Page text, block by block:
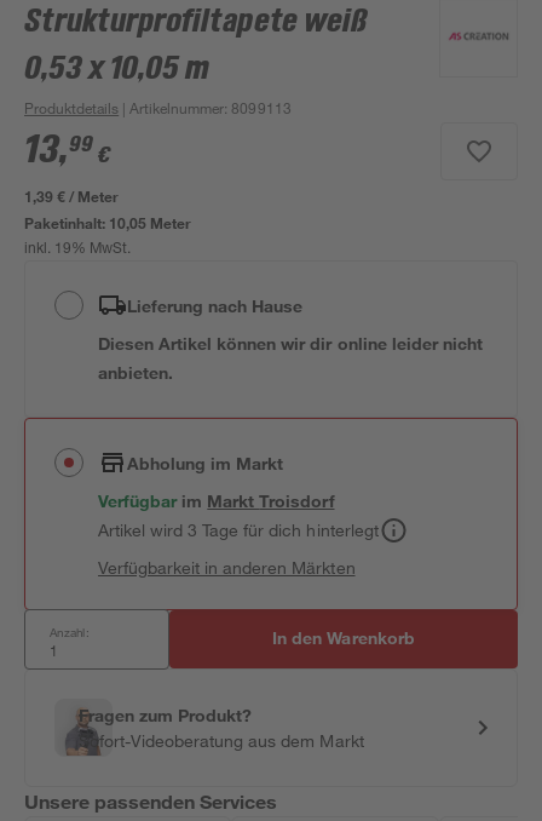
Strukturprofiltapete weiß
0,53 x 10,05 m
Produktdetails | Artikelnummer: 8099113
13,99 €
1,39 € / Meter
Paketinhalt: 10,05 Meter
inkl. 19% MwSt.
Lieferung nach Hause
Diesen Artikel können wir dir online leider nicht
anbieten.
Abholung im Markt
Verfügbar im MarktTroisdorf
Artikel wird 3 Tage für dich hinterlegt
Verfügbarkeit in anderen Märkten
Anzahl: In den Warenkorb
Fragen zum Produkt?
Sofort-Videoberatung aus dem Markt
Unsere passenden Services